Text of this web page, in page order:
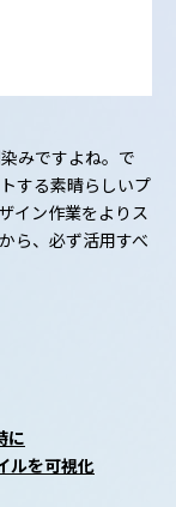
みですよね。で
する素晴らしいプ
イン作業をよりス
ら、必ず活用すべ
に
ルを可視化